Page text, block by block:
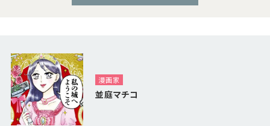
漫画家
並庭マチコ